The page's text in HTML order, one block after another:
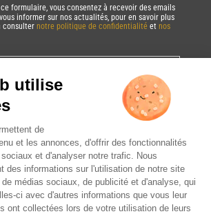
formulaire, vous consentez à recevoir des emails
informer sur nos actualités, pour en savoir plus
consulter notre politique de confidentialité et nos